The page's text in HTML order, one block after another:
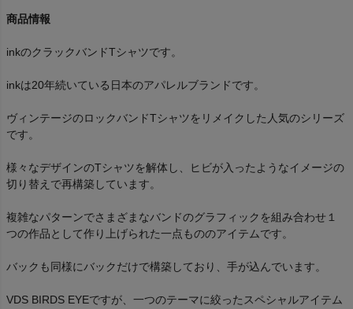
商品情報
inkのクラックバンドTシャツです。
inkは20年続いている日本のアパレルブランドです。
ヴィンテージのロックバンドTシャツをリメイクした人気のシリーズ
です。
様々なデザインのTシャツを解体し、ヒビが入ったようなイメージの
切り替えで再構築しています。
複雑なパターンでさまざまなバンドのグラフィックを組み合わせ１
つの作品として作り上げられた一点もののアイテムです。
バックも同様にバックだけで構築しており、手が込んでいます。
VDS BIRDS EYEですが、一つのテーマに絞ったスペシャルアイテム